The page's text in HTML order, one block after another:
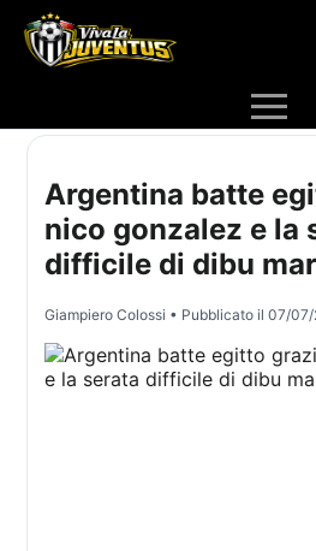
Argentina batte
nico gonzalez e la
difficile di dibu
Giampiero Colossi • Pubblicato il07/